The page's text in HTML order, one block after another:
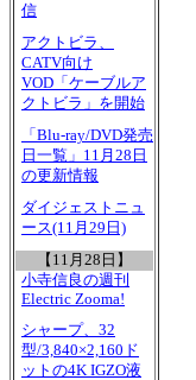
信
アクトビラ、
CATV向け
VOD「ケーブルア
クトビラ」を開始
「Blu-ray/DVD発売
日一覧」11月28日
の更新情報
ダイジェストニュ
ース(11月29日)
【11月28日】
小寺信良の週刊
Electric Zooma!
シャープ、32
型/3,840×2,160ド
ットの4K IGZO液